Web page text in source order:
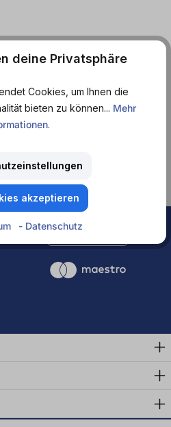
Michelob
Rechnung
deine Privatsphäre
Cookies, um Ihnen die
bieten zu können... Mehr
.
akzeptieren
- Datenschutz